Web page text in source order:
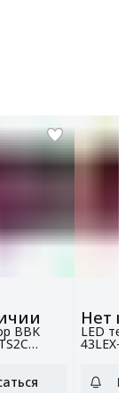
BBK
Нет в
LED
43LEX-